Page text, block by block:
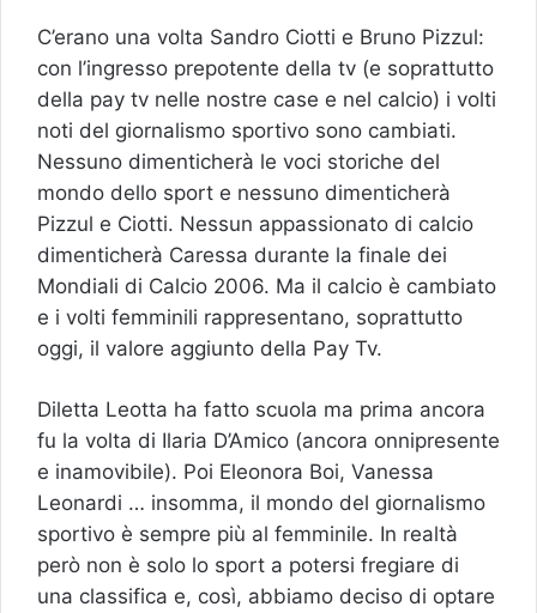
C’erano una volta Sandro Ciotti e Bruno Pizzul:
con l’ingresso prepotente della tv (e soprattutto
della pay tv nelle nostre case e nel calcio) i volti
noti del giornalismo sportivo sono cambiati.
Nessuno dimenticherà le voci storiche del
mondo dello sport e nessuno dimenticherà
Pizzul e Ciotti. Nessun appassionato di calcio
dimenticherà Caressa durante la finale dei
Mondiali di Calcio 2006. Ma il calcio è cambiato
e i volti femminili rappresentano, soprattutto
oggi, il valore aggiunto della Pay Tv.
Diletta Leotta ha fatto scuola ma prima ancora
fu la volta di Ilaria D’Amico (ancora onnipresente
e inamovibile). Poi Eleonora Boi, Vanessa
Leonardi … insomma, il mondo del giornalismo
sportivo è sempre più al femminile. In realtà
però non è solo lo sport a potersi fregiare di
una classifica e, così, abbiamo deciso di optare